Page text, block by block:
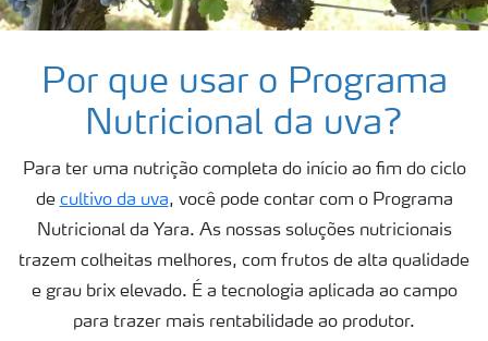
para
culturas
Fertilizantes
de
produtos
Soluções
Digitais
Momento
Por que usar o Programa
Nutricional da uva?
Para ter uma nutrição completa do início ao fim do ciclo
de cultivo da uva, você pode contar com o Programa
Nutricional da Yara. As nossas soluções nutricionais
trazem colheitas melhores, com frutos de alta qualidade
e grau brix elevado. É a tecnologia aplicada ao campo
para trazer mais rentabilidade ao produtor.